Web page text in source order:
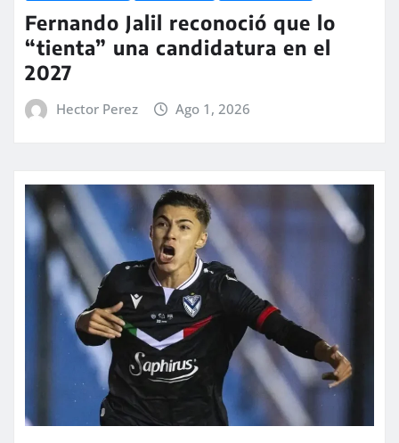
Fernando Jalil reconoció que lo
“tienta” una candidatura en el
2027
Hector Perez Ago 1, 2026